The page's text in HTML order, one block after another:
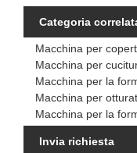
Categoria
Macchina per
Macchina per
Macchina per la
Macchina per
Macchina per la
Invia richiesta